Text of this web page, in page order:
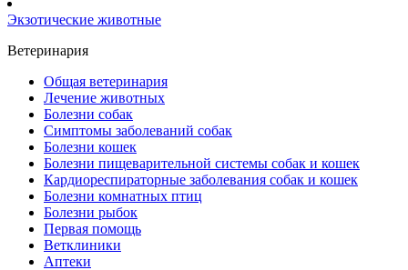
Экзотические животные
Ветеринария
Общая ветеринария
Лечение животных
Болезни собак
Симптомы заболеваний собак
Болезни кошек
Болезни пищеварительной системы собак и кошек
Кардиореспираторные заболевания собак и кошек
Болезни комнатных птиц
Болезни рыбок
Первая помощь
Ветклиники
Аптеки